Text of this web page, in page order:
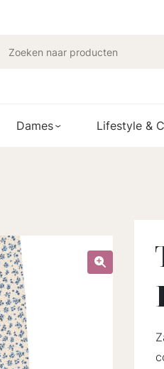
Dames Lifestyle &